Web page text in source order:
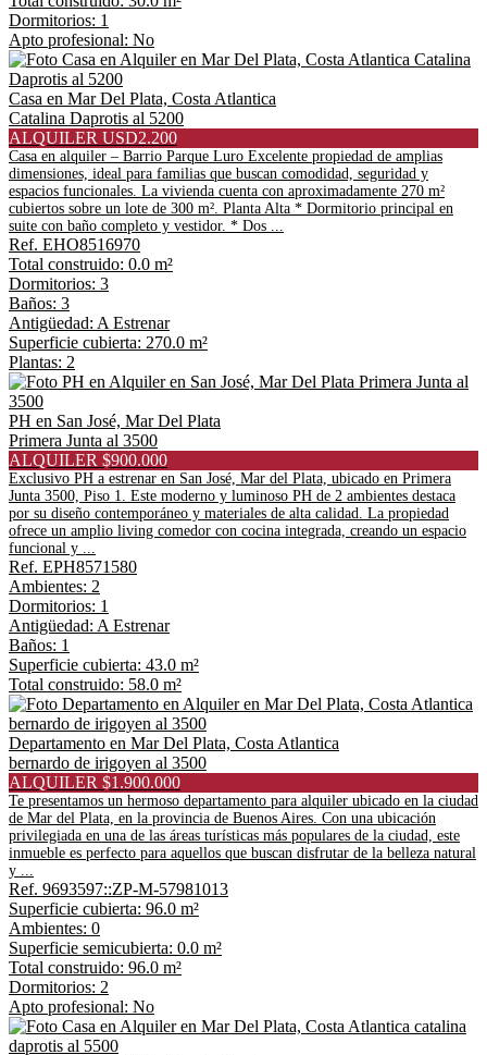
Dormitorios: 1
Apto profesional: No
Casa en Mar Del Plata, Costa Atlantica
Catalina Daprotis al 5200
ALQUILER USD2.200
Casa en alquiler – Barrio Parque Luro Excelente propiedad de amplias
dimensiones, ideal para familias que buscan comodidad, seguridad y
espacios funcionales. La vivienda cuenta con aproximadamente 270 m²
cubiertos sobre un lote de 300 m². Planta Alta * Dormitorio principal en
suite con baño completo y vestidor. * Dos ...
Ref. EHO8516970
Total construido: 0.0 m²
Dormitorios: 3
Baños: 3
Antigüedad: A Estrenar
Superficie cubierta: 270.0 m²
Plantas: 2
PH en San José, Mar Del Plata
Primera Junta al 3500
ALQUILER $900.000
Exclusivo PH a estrenar en San José, Mar del Plata, ubicado en Primera
Junta 3500, Piso 1. Este moderno y luminoso PH de 2 ambientes destaca
por su diseño contemporáneo y materiales de alta calidad. La propiedad
ofrece un amplio living comedor con cocina integrada, creando un espacio
funcional y ...
Ref. EPH8571580
Ambientes: 2
Dormitorios: 1
Antigüedad: A Estrenar
Baños: 1
Superficie cubierta: 43.0 m²
Total construido: 58.0 m²
Departamento en Mar Del Plata, Costa Atlantica
bernardo de irigoyen al 3500
ALQUILER $1.900.000
Te presentamos un hermoso departamento para alquiler ubicado en la ciudad
de Mar del Plata, en la provincia de Buenos Aires. Con una ubicación
privilegiada en una de las áreas turísticas más populares de la ciudad, este
inmueble es perfecto para aquellos que buscan disfrutar de la belleza natural
y ...
Ref. 9693597::ZP-M-57981013
Superficie cubierta: 96.0 m²
Ambientes: 0
Superficie semicubierta: 0.0 m²
Total construido: 96.0 m²
Dormitorios: 2
Apto profesional: No